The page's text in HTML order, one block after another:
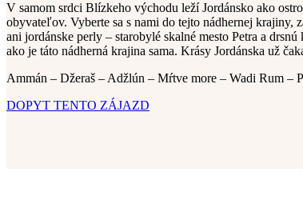
V samom srdci Blízkeho východu leží Jordánsko ako
obyvateľov. Vyberte sa s nami do tejto nádhernej
ani jordánske perly – starobylé skalné mesto Petra a
ako je táto nádherná krajina sama. Krásy Jordánska už
Ammán – Džeraš – Adžlún – Mŕtve more – Wadi Rum –
DOPYT TENTO ZÁJAZD